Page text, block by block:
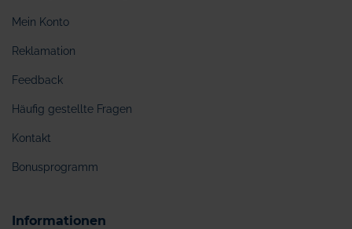
Mein Konto
Reklamation
Feedback
Häufig gestellte Fragen
Kontakt
Bonusprogramm
Informationen